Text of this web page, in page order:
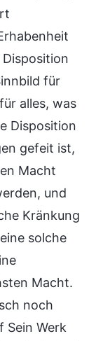
für
alles, was
Disposition
gefeit ist,
Macht
und
Kränkung
solche
Macht.
noch
Sein Werk